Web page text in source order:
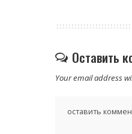
Оставить
Your email address